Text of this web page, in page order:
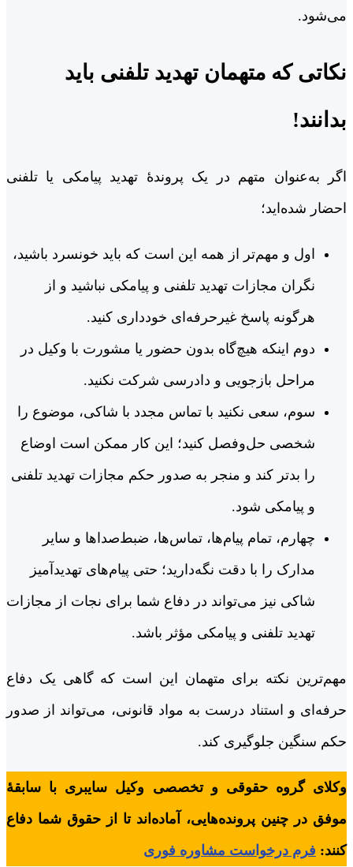
می‌شود.
نکاتی که متهمان تهدید تلفنی باید
بدانند!
اگر به‌عنوان متهم در یک پروندۀ تهدید پیامکی یا تلفنی
احضار شده‌اید؛
اول و مهم‌تر از همه این است که باید خونسرد باشید،
نگران مجازات تهدید تلفنی و پیامکی نباشید و از
هرگونه پاسخ غیرحرفه‌ای خودداری کنید.
دوم اینکه هیچ‌گاه بدون حضور یا مشورت با وکیل در
مراحل بازجویی و دادرسی شرکت نکنید.
سوم، سعی نکنید با تماس مجدد با شاکی، موضوع را
شخصی حل‌وفصل کنید؛ این کار ممکن است اوضاع
را بدتر کند و منجر به صدور حکم مجازات تهدید تلفنی
و پیامکی شود.
چهارم، تمام پیام‌ها، تماس‌ها، ضبط‌صداها و سایر
مدارک را با دقت نگه‌دارید؛ حتی پیام‌های تهدیدآمیز
شاکی نیز می‌تواند در دفاع شما برای نجات از مجازات
تهدید تلفنی و پیامکی مؤثر باشد.
مهم‌ترین نکته برای متهمان این است که گاهی یک دفاع
حرفه‌ای و استناد درست به مواد قانونی، می‌تواند از صدور
حکم سنگین جلوگیری کند.
وکلای گروه حقوقی و تخصصی وکیل سایبری با سابقۀ
موفق در چنین پرونده‌هایی، آماده‌اند تا از حقوق شما دفاع
کنند: فرم درخواست مشاوره فوری